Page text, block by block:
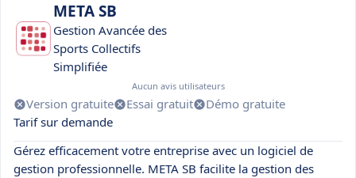
META SB
Gestion Avancée des
Sports Collectifs
Simplifiée
Aucun avis utilisateurs
Version gratuite Essai gratuit
Démo gratuite
Tarif sur demande
Gérez efficacement votre entreprise avec un logiciel de
gestion professionnelle. META SB facilite la gestion des